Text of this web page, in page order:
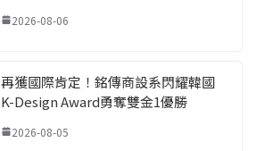
2026-08-06
再獲國際肯定！銘傳商設系閃耀韓國
K-Design Award勇奪雙金1優勝
2026-08-05